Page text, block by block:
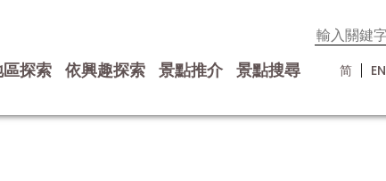
探索 依興趣探索 景點推介 景點搜尋 简 EN